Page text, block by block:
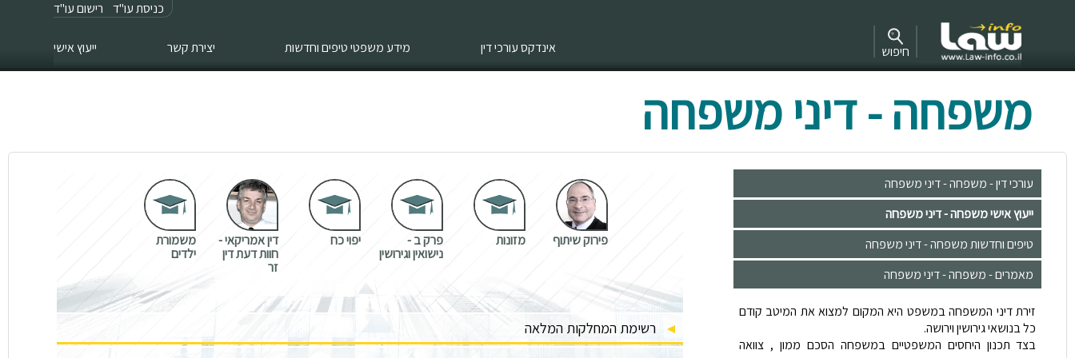
כניסת עו"ד רישום עו"ד
אינדקס עורכי דין מידע משפטי טיפים וחדשות יצירת קשר ייעוץ אישי חיפוש
משפחה - דיני משפחה
עורכי דין - משפחה - דיני משפחה
ייעוץ אישי משפחה - דיני משפחה
טיפים וחדשות משפחה - דיני משפחה
מאמרים - משפחה - דיני משפחה
זירת דיני המשפחה במשפט היא המקום למצוא את המיטב קודם
כל בנושאי גירושין וירושה.
בצד תכנון היחסים המשפטיים במשפחה הסכם ממון , צוואה
פירוק שיתוף מזונות
פרק ב -
נישואין וגירושין
יפוי כח
דין אמריקאי -
חוות דעת דין
זר
משמורת
ילדים